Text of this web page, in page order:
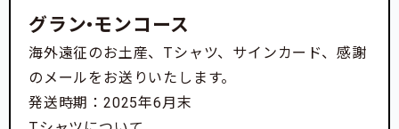
グラン•モンコース
海外遠征のお土産、Tシャツ、サインカード、感謝
のメールをお送りいたします。
発送時期：2025年6月末